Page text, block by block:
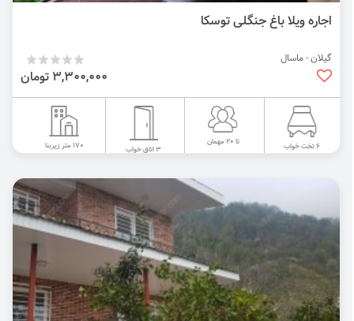
اجاره ویلا باغ جنگلی توسکا
گیلان - ماسال
3,300,000 تومان
6 تخت خواب تا 20 مهمان
3 اتاق خواب 170 متر زیربنا